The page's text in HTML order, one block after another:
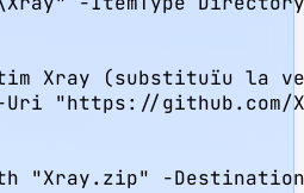
Xray (substituïu la
-Uri "https://
"Xray.zip" -